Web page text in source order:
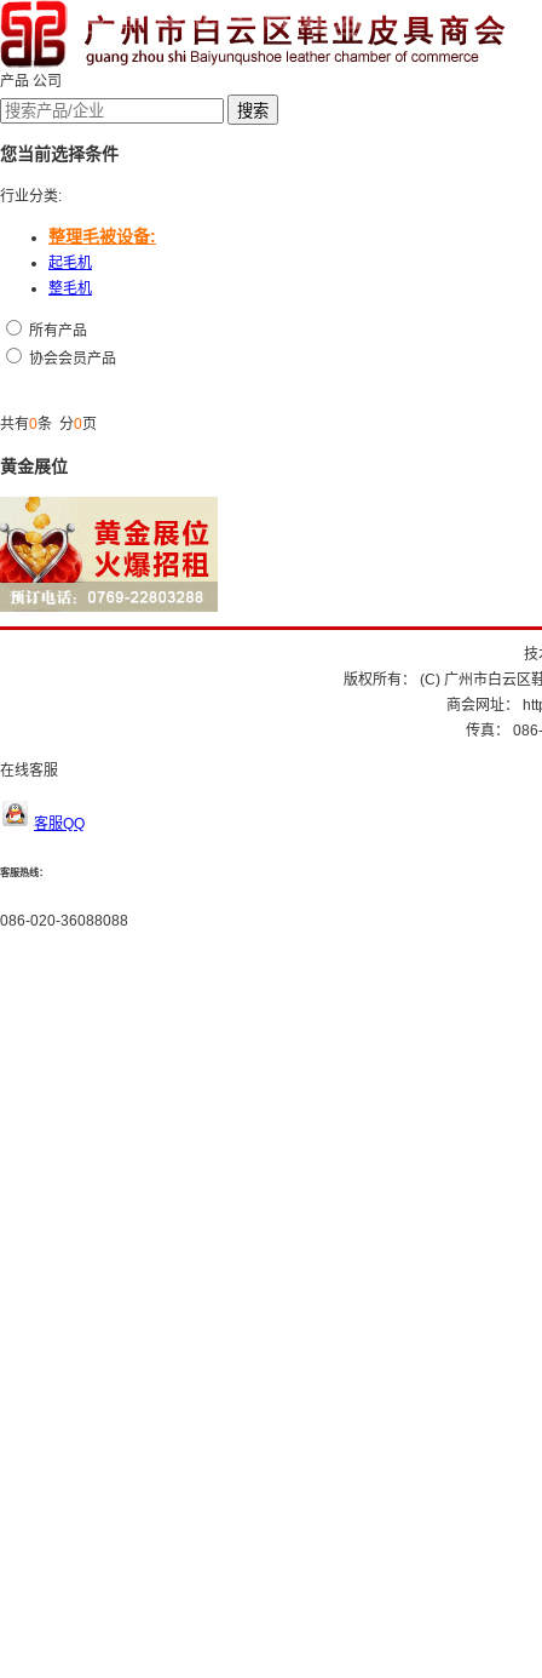
产品 公司
您当前选择条件
行业分类:
整理毛被设备:
起毛机
整毛机
所有产品
协会会员产品
共有0条 分0页
黄金展位
技
版权所有： (C) 广州市白云区
商会网址：
传真：
在线客服
客服QQ
客服热线：
086-020-36088088